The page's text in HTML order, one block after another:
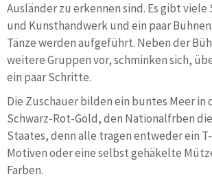
Ausländer zu erkennen sind. Es gibt viele
und Kunsthandwerk und ein paar
Tänze werden aufgeführt. Neben der
weitere Gruppen vor, schminken sich,
ein paar Schritte.
Die Zuschauer bilden ein buntes Meer in
Schwarz-Rot-Gold, den Nationalfrben
Staates, denn alle tragen entweder ein
Motiven oder eine selbst gehäkelte
Farben.